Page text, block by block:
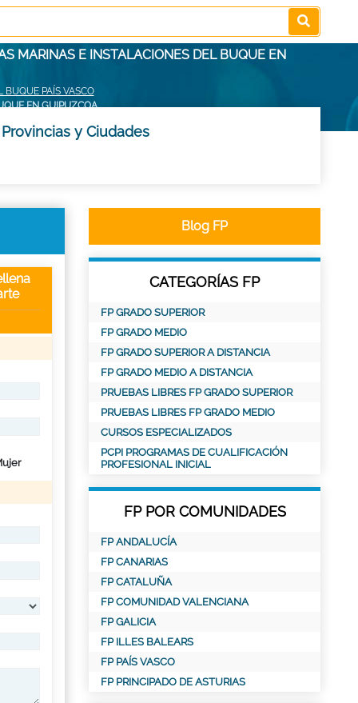
MARINAS E INSTALACIONES DEL BUQUE EN
PAÍS VASCO
EN GUIPUZCOA
y Ciudades
Blog FP
CATEGORÍAS FP
FP GRADO SUPERIOR
FP GRADO MEDIO
FP GRADO SUPERIOR A DISTANCIA
FP GRADO MEDIO A DISTANCIA
PRUEBAS LIBRES FP GRADO SUPERIOR
PRUEBAS LIBRES FP GRADO MEDIO
CURSOS ESPECIALIZADOS
PCPI PROGRAMAS DE CUALIFICACIÓN
PROFESIONAL INICIAL
FP POR COMUNIDADES
FP ANDALUCÍA
FP CANARIAS
FP CATALUÑA
FP COMUNIDAD VALENCIANA
FP GALICIA
FP ILLES BALEARS
FP PAÍS VASCO
FP PRINCIPADO DE ASTURIAS